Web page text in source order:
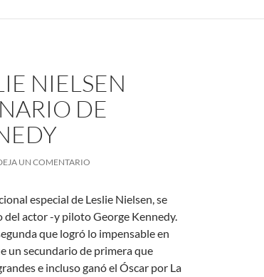
NIELSEN
DE
UN COMENTARIO
especial de Leslie Nielsen, se
actor -y piloto George Kennedy.
que logró lo impensable en
un secundario de primera que
e incluso ganó el Óscar por La